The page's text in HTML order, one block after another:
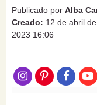
Publicado por Alba
Creado: 12 de abril
2023 16:06